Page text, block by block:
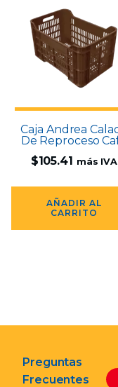
Caja Andrea
De Reproceso
$105.41 más IVA
AÑADIR AL
CARRITO
Preguntas
Frecuentes